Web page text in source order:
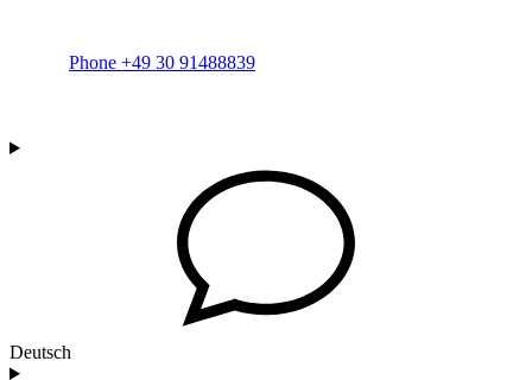
Phone +49 30 91488839
Deutsch